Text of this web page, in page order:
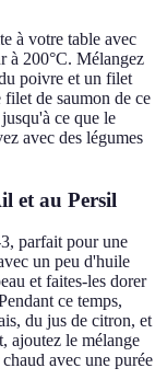
à votre table avec
à 200°C. Mélangez
poivre et un filet
de saumon de ce
ce que le
avec des légumes
et au Persil
parfait pour une
un peu d'huile
et faites-les dorer
ce temps,
du jus de citron, et
ajoutez le mélange
avec une purée